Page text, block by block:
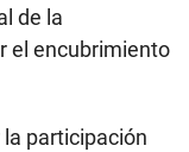
de la
el encubrimiento
participación